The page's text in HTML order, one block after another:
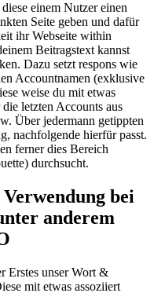
einem Nutzer einen
Seite geben und dafür
ihr Webseite within
Beitragstext kannst
Dazu setzt respons wie
Accountnamen (exklusive
weise du mit etwas
letzten Accounts aus
Über jedermann getippten
nachfolgende hierfür passt.
ferner dies Bereich
durchsucht.
bei
anderem
Erstes unser Wort &
mit etwas assoziiert